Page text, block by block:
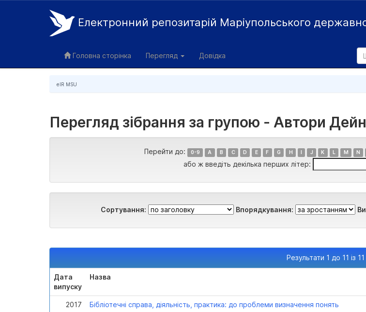
Електронний репозитарій Маріупольського
Головна сторінка Перегляд Довідка
eIR MSU
Перегляд зібрання за групою - Автори
Перейти до: 0-9 A B C D E F G H I J K L M N
або ж введіть декілька перших літер:
Сортування: Впорядкування:
Результати 1 до 11 із 11
Дата
випуску
Назва
2017 Бібліотечні справа, діяльність, практика: до проблеми визначення понять